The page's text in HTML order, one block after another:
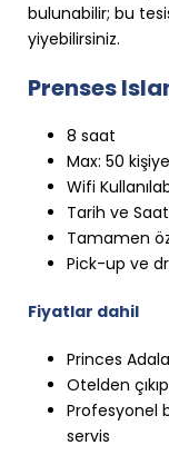
bulunabilir; bu
yiyebilirsiniz.
Prenses
8 saat
Max: 50
Wifi
Tarih ve
Tamamen
Pick-up ve
Fiyatlar dahil
Princes
Otelden çıkıp
Profesyonel
servis